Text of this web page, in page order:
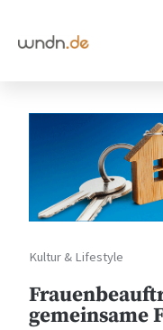
Kultur & Lifestyle
gemeinsame